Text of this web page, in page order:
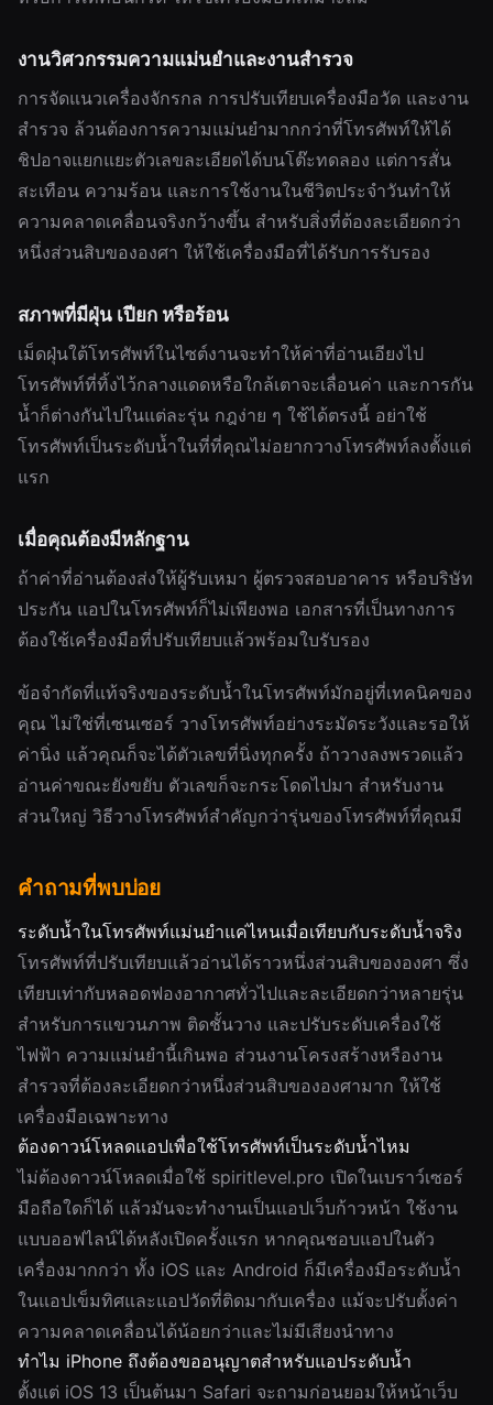
งานวิศวกรรมความแม่นยำและงานสำรวจ
การจัดแนวเครื่องจักรกล การปรับเทียบเครื่องมือวัด และงาน
สำรวจ ล้วนต้องการความแม่นยำมากกว่าที่โทรศัพท์ให้ได้
ชิปอาจแยกแยะตัวเลขละเอียดได้บนโต๊ะทดลอง แต่การสั่น
สะเทือน ความร้อน และการใช้งานในชีวิตประจำวันทำให้
ความคลาดเคลื่อนจริงกว้างขึ้น สำหรับสิ่งที่ต้องละเอียดกว่า
หนึ่งส่วนสิบขององศา ให้ใช้เครื่องมือที่ได้รับการรับรอง
สภาพที่มีฝุ่น เปียก หรือร้อน
เม็ดฝุ่นใต้โทรศัพท์ในไซต์งานจะทำให้ค่าที่อ่านเอียงไป
โทรศัพท์ที่ทิ้งไว้กลางแดดหรือใกล้เตาจะเลื่อนค่า และการกัน
น้ำก็ต่างกันไปในแต่ละรุ่น กฎง่าย ๆ ใช้ได้ตรงนี้ อย่าใช้
โทรศัพท์เป็นระดับน้ำในที่ที่คุณไม่อยากวางโทรศัพท์ลงตั้งแต่
แรก
เมื่อคุณต้องมีหลักฐาน
ถ้าค่าที่อ่านต้องส่งให้ผู้รับเหมา ผู้ตรวจสอบอาคาร หรือบริษัท
ประกัน แอปในโทรศัพท์ก็ไม่เพียงพอ เอกสารที่เป็นทางการ
ต้องใช้เครื่องมือที่ปรับเทียบแล้วพร้อมใบรับรอง
ข้อจำกัดที่แท้จริงของระดับน้ำในโทรศัพท์มักอยู่ที่เทคนิคของ
คุณ ไม่ใช่ที่เซนเซอร์ วางโทรศัพท์อย่างระมัดระวังและรอให้
ค่านิ่ง แล้วคุณก็จะได้ตัวเลขที่นิ่งทุกครั้ง ถ้าวางลงพรวดแล้ว
อ่านค่าขณะยังขยับ ตัวเลขก็จะกระโดดไปมา สำหรับงาน
ส่วนใหญ่ วิธีวางโทรศัพท์สำคัญกว่ารุ่นของโทรศัพท์ที่คุณมี
คำถามที่พบบ่อย
ระดับน้ำในโทรศัพท์แม่นยำแค่ไหนเมื่อเทียบกับระดับน้ำจริง
โทรศัพท์ที่ปรับเทียบแล้วอ่านได้ราวหนึ่งส่วนสิบขององศา ซึ่ง
เทียบเท่ากับหลอดฟองอากาศทั่วไปและละเอียดกว่าหลายรุ่น
สำหรับการแขวนภาพ ติดชั้นวาง และปรับระดับเครื่องใช้
ไฟฟ้า ความแม่นยำนี้เกินพอ ส่วนงานโครงสร้างหรืองาน
สำรวจที่ต้องละเอียดกว่าหนึ่งส่วนสิบขององศามาก ให้ใช้
เครื่องมือเฉพาะทาง
ต้องดาวน์โหลดแอปเพื่อใช้โทรศัพท์เป็นระดับน้ำไหม
ไม่ต้องดาวน์โหลดเมื่อใช้ spiritlevel.pro เปิดในเบราว์เซอร์
มือถือใดก็ได้ แล้วมันจะทำงานเป็นแอปเว็บก้าวหน้า ใช้งาน
แบบออฟไลน์ได้หลังเปิดครั้งแรก หากคุณชอบแอปในตัว
เครื่องมากกว่า ทั้ง iOS และ Android ก็มีเครื่องมือระดับน้ำ
ในแอปเข็มทิศและแอปวัดที่ติดมากับเครื่อง แม้จะปรับตั้งค่า
ความคลาดเคลื่อนได้น้อยกว่าและไม่มีเสียงนำทาง
ทำไม iPhone ถึงต้องขออนุญาตสำหรับแอประดับน้ำ
ตั้งแต่ iOS 13 เป็นต้นมา Safari จะถามก่อนยอมให้หน้าเว็บ